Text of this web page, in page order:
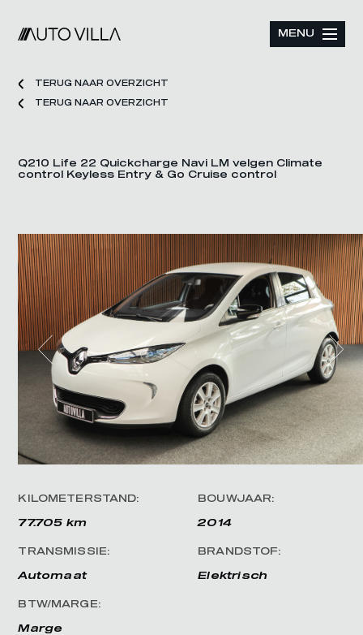
MENU
TERUG NAAR OVERZICHT
TERUG NAAR OVERZICHT
Q210 Life 22 Quickcharge Navi LM velgen Climate
control Keyless Entry & Go Cruise control
KILOMETERSTAND:
77.705 km
BOUWJAAR:
2014
TRANSMISSIE:
Automaat
BRANDSTOF:
Elektrisch
BTW/MARGE:
Marge